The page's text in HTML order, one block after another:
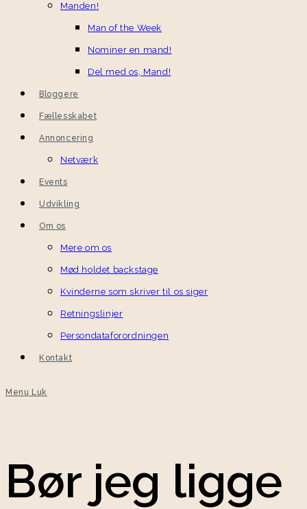
Manden!
Man of the Week
Nominer en mand!
Del med os, Mand!
Bloggere
Fællesskabet
Annoncering
Netværk
Events
Udvikling
Om os
Mere om os
Mød holdet backstage
Kvinderne som skriver til os siger
Retningslinjer
Persondataforordningen
Kontakt
Menu Luk
Bør jeg ligge